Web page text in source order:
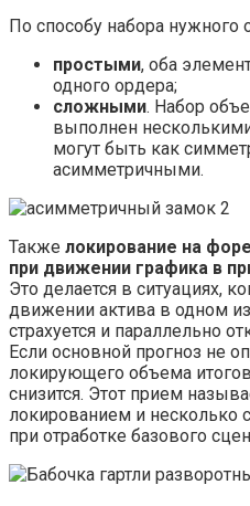
По способу набора
простыми, оба
одного ордера;
сложными. Набор
выполнен
могут быть как
асимметричными.
Также локирование на
при движении графика в
Это делается в ситуациях,
движении актива в одном
страхуется и параллельно
Если основной прогноз не
локирующего объема
снизится. Этот прием
локированием и несколько
при отработке базового